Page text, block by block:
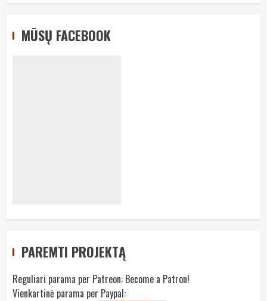
MŪSŲ FACEBOOK
PAREMTI PROJEKTĄ
Reguliari parama per Patreon: Become a Patron!
Vienkartinė parama per Paypal: